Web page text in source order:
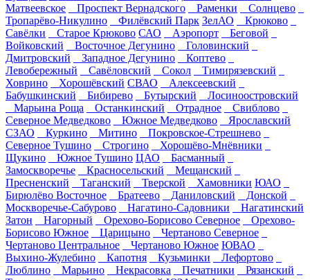
Матвеевское
Проспект Вернадского Раменки
Солнцево
Тропарёво-Никулино
Филёвский Парк ЗелАО
Крюково
Савёлки
Старое Крюково САО Аэропорт
Беговой
Войковский
Восточное Дегунино
Головинский
Дмитровский
Западное Дегунино
Коптево
Левобережный
Савёловский Сокол
Тимирязевский
Ховрино
Хорошёвский СВАО
Алексеевский
Бабушкинский
Бибирево Бутырский
Лосиноостровский
Марьина Роща
Останкинский Отрадное
Свиблово
Северное Медведково
Южное Медведково
Ярославский
СЗАО
Куркино Митино
Покровское-Стрешнево
Северное Тушино
Строгино
Хорошёво-Мнёвники
Щукино
Южное Тушино ЦАО
Басманный
Замоскворечье
Красносельский
Мещанский
Пресненский
Таганский Тверской Хамовники ЮАО
Бирюлёво Восточное
Братеево Даниловский
Донской
Москворечье-Сабурово
Нагатино-Садовники
Нагатинский
Затон
Нагорный Орехово-Борисово Северное
Орехово-
Борисово Южное
Царицыно
Чертаново Северное
Чертаново Центральное
Чертаново Южное ЮВАО
Выхино-Жулебино
Капотня Кузьминки
Лефортово
Люблино
Марьино Некрасовка Печатники
Рязанский